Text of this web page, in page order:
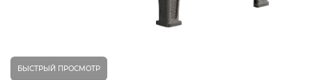
БЫСТРЫЙ ПРОСМОТР